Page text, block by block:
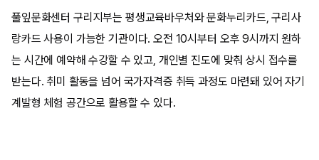
풀잎문화센터 구리지부는 평생교육바우처와 문화누리카드, 구리사
랑카드 사용이 가능한 기관이다. 오전 10시부터 오후 9시까지 원하
는 시간에 예약해 수강할 수 있고, 개인별 진도에 맞춰 상시 접수를
받는다. 취미 활동을 넘어 국가자격증 취득 과정도 마련돼 있어 자기
계발형 체험 공간으로 활용할 수 있다.